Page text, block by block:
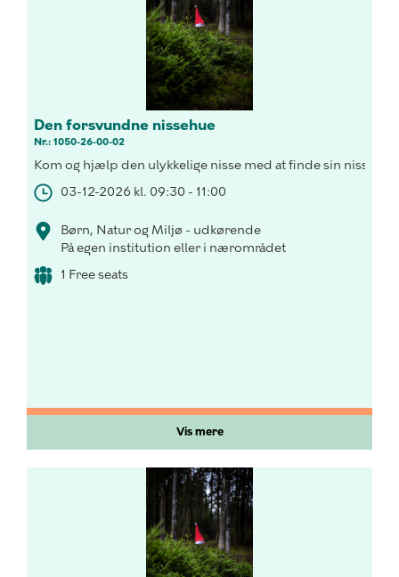
Den forsvundne nissehue
Nr.: 1050-26-00-02
Kom og hjælp den ulykkelige nisse med at finde sin nissehue
03-12-2026 kl. 09:30 - 11:00
Børn, Natur og Miljø - udkørende
På egen institution eller i nærområdet
1 Free seats
Vis mere